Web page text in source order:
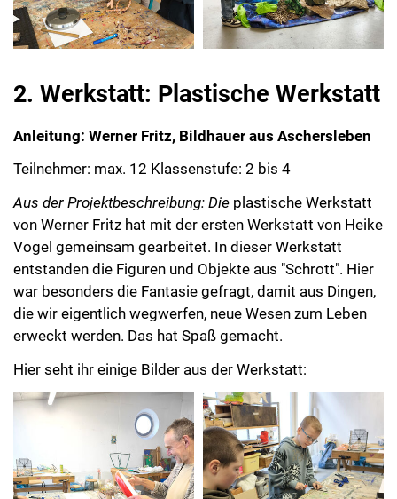
2. Werkstatt: Plastische Werkstatt
Anleitung: Werner Fritz, Bildhauer aus Aschersleben
Teilnehmer: max. 12 Klassenstufe: 2 bis 4
Aus der Projektbeschreibung: Die plastische Werkstatt
von Werner Fritz hat mit der ersten Werkstatt von Heike
Vogel gemeinsam gearbeitet. In dieser Werkstatt
entstanden die Figuren und Objekte aus "Schrott". Hier
war besonders die Fantasie gefragt, damit aus Dingen,
die wir eigentlich wegwerfen, neue Wesen zum Leben
erweckt werden. Das hat Spaß gemacht.
Hier seht ihr einige Bilder aus der Werkstatt: